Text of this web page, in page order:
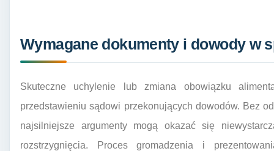
Wymagane dokumenty i dowody w
Skuteczne uchylenie lub zmiana obowiązku
przedstawieniu sądowi przekonujących dowodów. Bez
najsilniejsze argumenty mogą okazać się
rozstrzygnięcia. Proces gromadzenia i